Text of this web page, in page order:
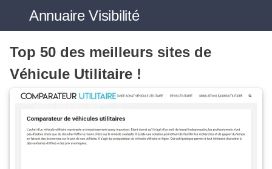
Annuaire Visibilité
Top 50 des meilleurs sites de
Véhicule Utilitaire !